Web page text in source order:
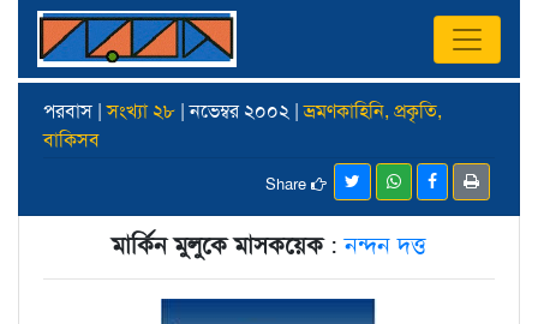
পরবাস |সংখ্যা ২৮ | নভেম্বর ২০০২ |ভ্রমণকাহিনি, প্রকৃতি,
বাকিসব
Share
মার্কিন মুলুকে মাসকয়েক:নন্দন দত্ত